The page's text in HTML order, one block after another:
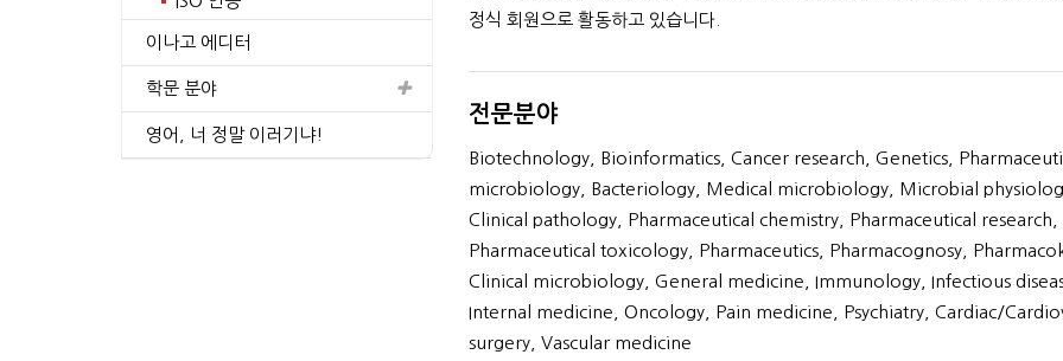
이나고 에디터
학문 분야
영어, 너 정말 이러기냐!
정식 회원으로 활동하고 있습니다.
전문분야
Biotechnology, Bioinformatics, Cancer research, Genetics,
microbiology, Bacteriology, Medical microbiology, Microbial
Clinical pathology, Pharmaceutical chemistry, Pharmaceutical research,
Pharmaceutical toxicology, Pharmaceutics, Pharmacognosy,
Clinical microbiology, General medicine, Immunology, Infectious
Internal medicine, Oncology, Pain medicine, Psychiatry, Cardiac/
surgery, Vascular medicine
Cancer Sciences
4+ 년간의 경험